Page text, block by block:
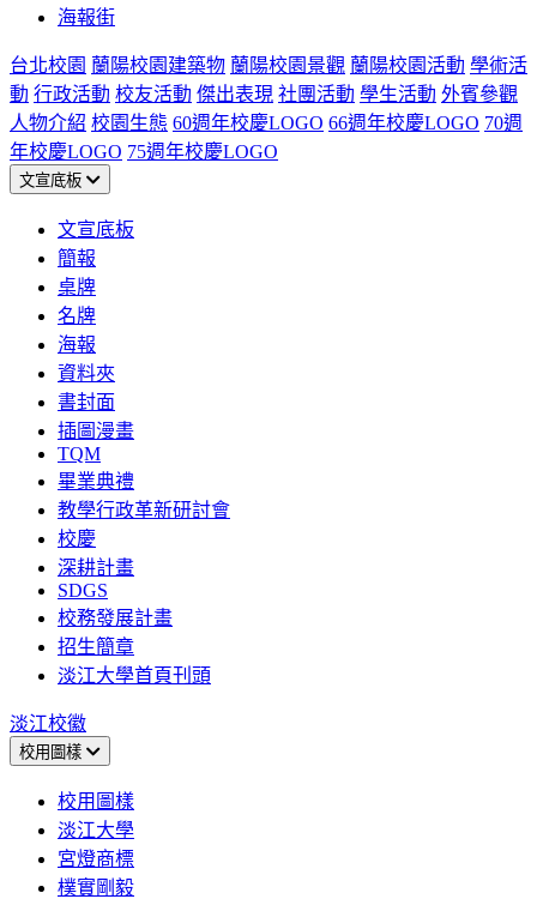
海報街
台北校園 蘭陽校園建築物 蘭陽校園景觀 蘭陽校園活動 學術活
動 行政活動 校友活動 傑出表現 社團活動 學生活動 外賓參觀
人物介紹 校園生態 60週年校慶LOGO 66週年校慶LOGO 70週
年校慶LOGO 75週年校慶LOGO
文宣底板
文宣底板
簡報
桌牌
名牌
海報
資料夾
書封面
插圖漫畫
TQM
畢業典禮
教學行政革新研討會
校慶
深耕計畫
SDGS
校務發展計畫
招生簡章
淡江大學首頁刊頭
淡江校徽
校用圖樣
校用圖樣
淡江大學
宮燈商標
樸實剛毅